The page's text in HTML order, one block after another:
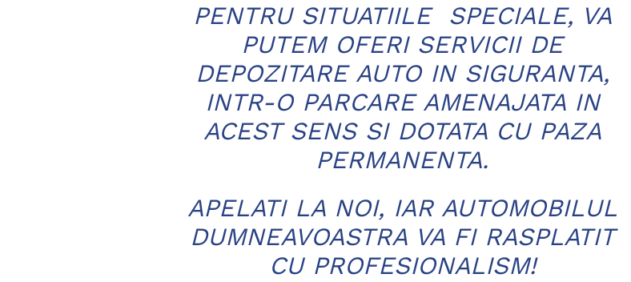
PENTRU SITUATIILE SPECIALE, VA
PUTEM OFERI SERVICII DE
DEPOZITARE AUTO IN SIGURANTA,
INTR-O PARCARE AMENAJATA IN
ACEST SENS SI DOTATA CU PAZA
PERMANENTA.
APELATI LA NOI, IAR AUTOMOBILUL
DUMNEAVOASTRA VA FI RASPLATIT
CU PROFESIONALISM!